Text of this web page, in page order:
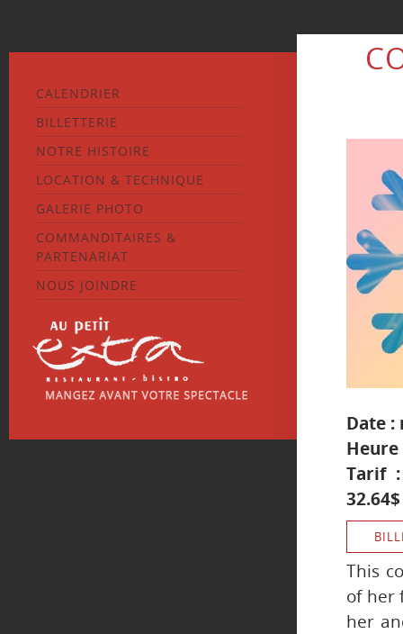
CALENDRIER
BILLETTERIE
NOTRE HISTOIRE
LOCATION & TECHNIQUE
GALERIE PHOTO
COMMANDITAIRES &
PARTENARIAT
NOUS JOINDRE
Date
Heure
Tarif
This
of her
her